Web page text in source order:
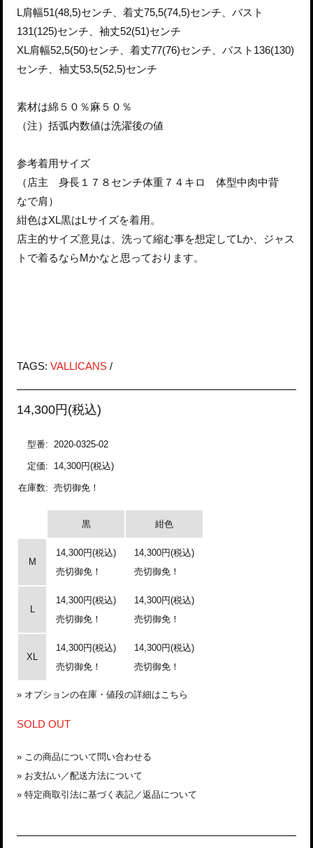
L肩幅51(48,5)センチ、着丈75,5(74,5)センチ、バスト
131(125)センチ、袖丈52(51)センチ
XL肩幅52,5(50)センチ、着丈77(76)センチ、バスト136(130)
センチ、袖丈53,5(52,5)センチ
素材は綿５０％麻５０％
（注）括弧内数値は洗濯後の値
参考着用サイズ
（店主 身長１７８センチ体重７４キロ 体型中肉中背
なで肩）
紺色はXL黒はLサイズを着用。
店主的サイズ意見は、洗って縮む事を想定してLか、ジャス
トで着るならMかなと思っております。
TAGS: VALLICANS /
14,300円(税込)
型番: 2020-0325-02
定価: 14,300円(税込)
在庫数: 売切御免！
黒 紺色
M
14,300円(税込)
売切御免！
14,300円(税込)
売切御免！
L
14,300円(税込)
売切御免！
14,300円(税込)
売切御免！
XL
14,300円(税込)
売切御免！
14,300円(税込)
売切御免！
» オプションの在庫・値段の詳細はこちら
SOLD OUT
» この商品について問い合わせる
» お支払い／配送方法について
» 特定商取引法に基づく表記／返品について